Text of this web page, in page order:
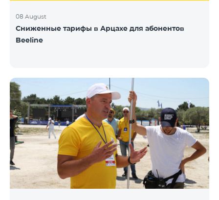
08 August
Сниженные тарифы в Арцахе для абонентов
Beeline